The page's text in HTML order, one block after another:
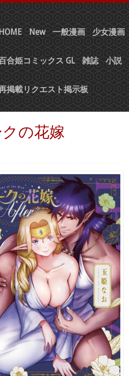
New 一般漫画 少女漫画
合姫コミックス GL 雑誌 小説
掲載リクエスト掲示板
クの花嫁